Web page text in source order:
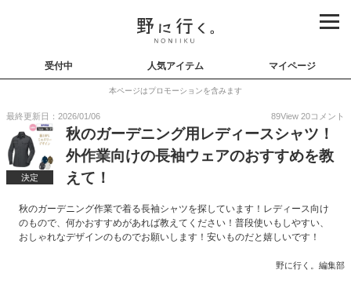
受付中 人気アイテム マイページ
本ページはプロモーションを含みます
最終更新日：2026/01/06 89View 20コメント
決定
秋のガーデニング用レディースシャツ！
外作業向けの長袖ウェアのおすすめを教
えて！
秋のガーデニング作業で着る長袖シャツを探しています！レディース向け
のもので、何かおすすめがあれば教えてください！普段使いもしやすい、
おしゃれなデザインのものでお願いします！安いものだと嬉しいです！
野に行く。編集部